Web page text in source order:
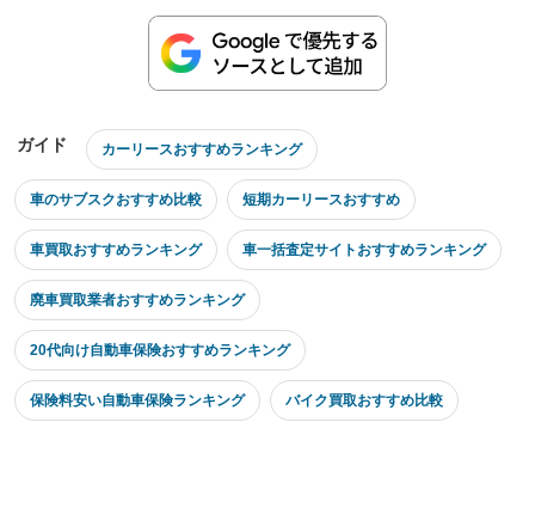
ガイド カーリースおすすめランキング
車のサブスクおすすめ比較 短期カーリースおすすめ
車買取おすすめランキング 車一括査定サイトおすすめランキング
廃車買取業者おすすめランキング
20代向け自動車保険おすすめランキング
保険料安い自動車保険ランキング バイク買取おすすめ比較